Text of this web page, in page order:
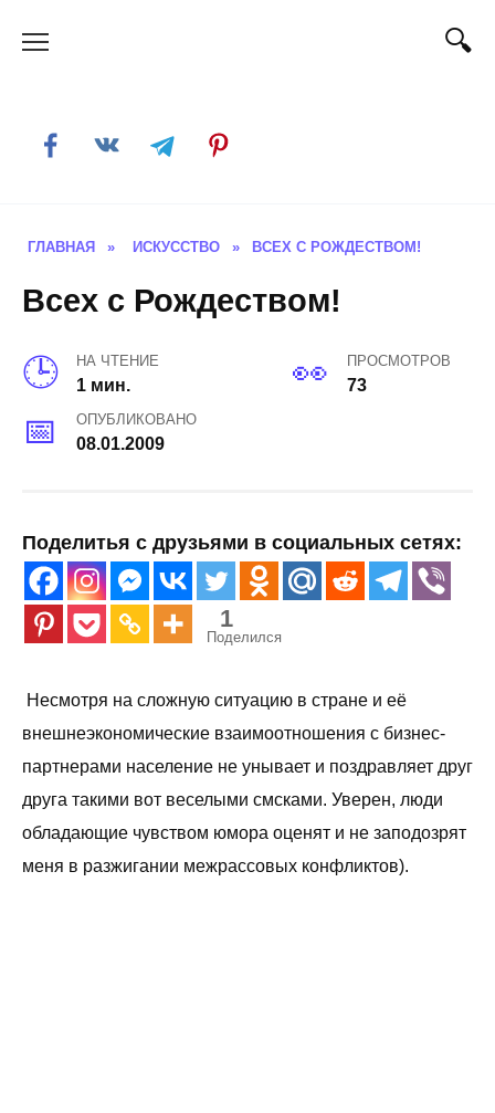
ГЛАВНАЯ » ИСКУССТВО » ВСЕХ С РОЖДЕСТВОМ!
Всех с Рождеством!
НА ЧТЕНИЕ
1 мин.
ПРОСМОТРОВ
73
ОПУБЛИКОВАНО
08.01.2009
Поделитья с друзьями в социальных сетях:
1
Поделился
Несмотря на сложную ситуацию в стране и её
внешнеэкономические взаимоотношения с бизнес-
партнерами население не унывает и поздравляет друг
друга такими вот веселыми смсками. Уверен, люди
обладающие чувством юмора оценят и не заподозрят
меня в разжигании межрассовых конфликтов).